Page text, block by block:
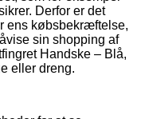
Derfor er det
ens købsbekræftelse,
sin shopping af
Handske – Blå,
eller dreng.